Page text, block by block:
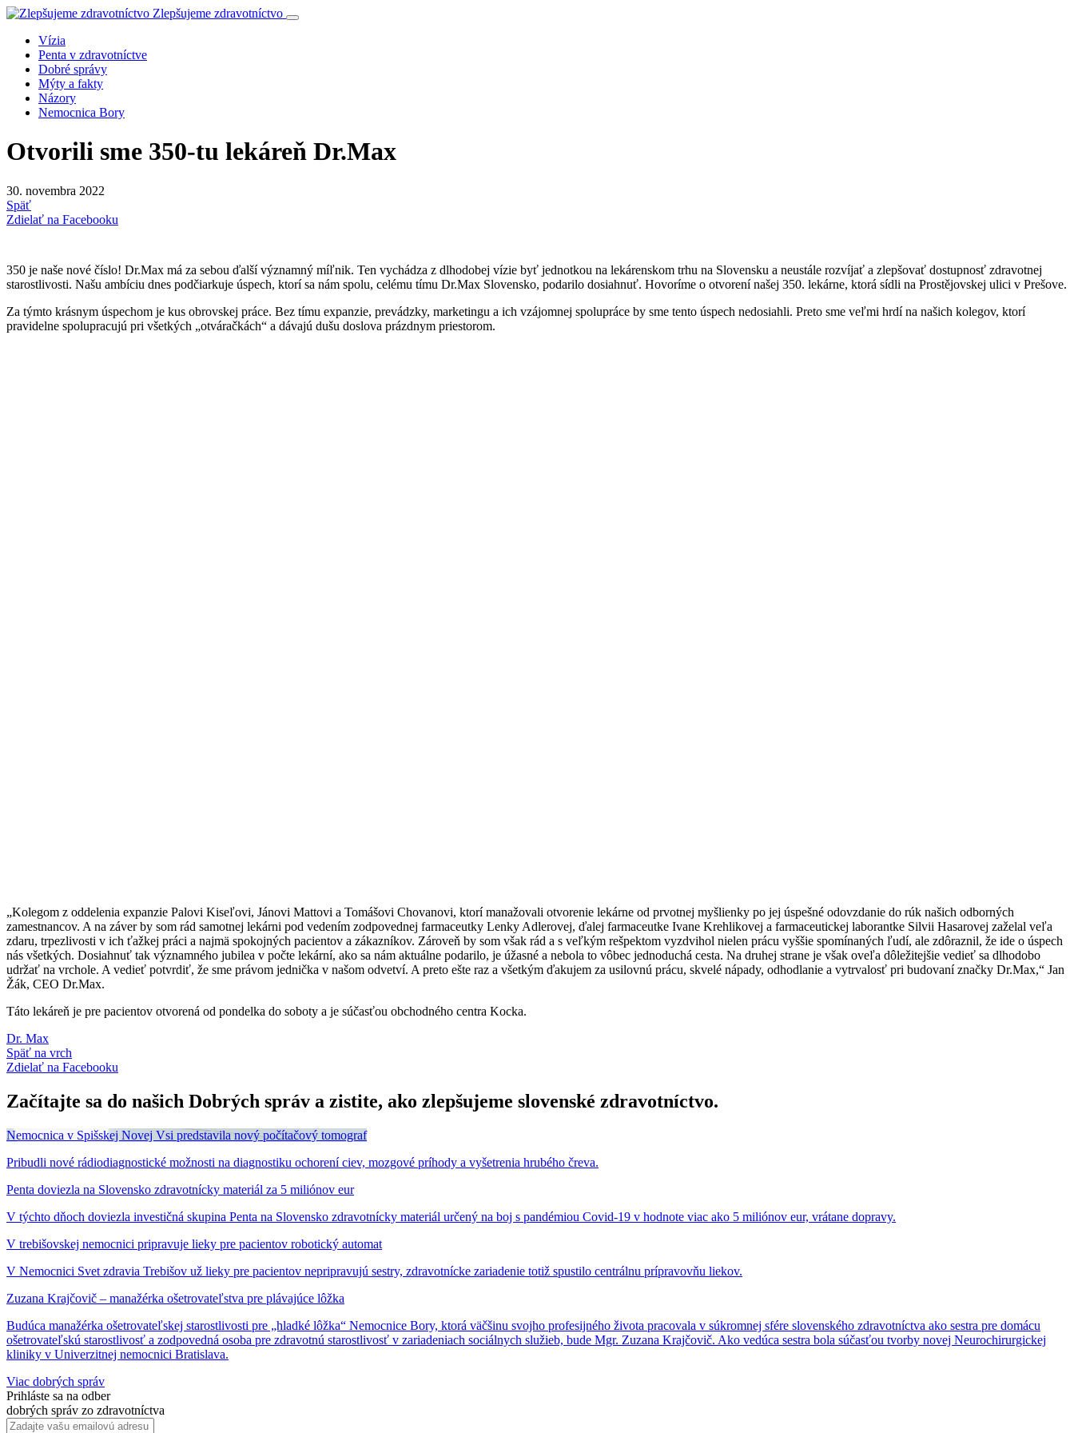
Zlepšujeme zdravotníctvo
Vízia
Penta v zdravotníctve
Dobré správy
Mýty a fakty
Názory
Nemocnica Bory
Otvorili sme 350-tu lekáreň Dr.Max
30. novembra 2022
Späť
Zdielať na Facebooku
350 je naše nové číslo! Dr.Max má za sebou ďalší významný míľnik. Ten vychádza z dlhodobej vízie byť jednotkou na lekárenskom trhu na Slovensku a neustále rozvíjať a zlepšovať dostupnosť zdravotnej
starostlivosti. Našu ambíciu dnes podčiarkuje úspech, ktorí sa nám spolu, celému tímu Dr.Max Slovensko, podarilo dosiahnuť. Hovoríme o otvorení našej 350. lekárne, ktorá sídli na Prostějovskej ulici v Prešove.
Za týmto krásnym úspechom je kus obrovskej práce. Bez tímu expanzie, prevádzky, marketingu a ich vzájomnej spolupráce by sme tento úspech nedosiahli. Preto sme veľmi hrdí na našich kolegov, ktorí
pravidelne spolupracujú pri všetkých „otváračkách“ a dávajú dušu doslova prázdnym priestorom.
„Kolegom z oddelenia expanzie Palovi Kiseľovi, Jánovi Mattovi a Tomášovi Chovanovi, ktorí manažovali otvorenie lekárne od prvotnej myšlienky po jej úspešné odovzdanie do rúk našich odborných
zamestnancov. A na záver by som rád samotnej lekárni pod vedením zodpovednej farmaceutky Lenky Adlerovej, ďalej farmaceutke Ivane Krehlikovej a farmaceutickej laborantke Silvii Hasarovej zaželal veľa
zdaru, trpezlivosti v ich ťažkej práci a najmä spokojných pacientov a zákazníkov. Zároveň by som však rád a s veľkým rešpektom vyzdvihol nielen prácu vyššie spomínaných ľudí, ale zdôraznil, že ide o úspech
nás všetkých. Dosiahnuť tak významného jubilea v počte lekární, ako sa nám aktuálne podarilo, je úžasné a nebola to vôbec jednoduchá cesta. Na druhej strane je však oveľa dôležitejšie vedieť sa dlhodobo
udržať na vrchole. A vedieť potvrdiť, že sme právom jednička v našom odvetví. A preto ešte raz a všetkým ďakujem za usilovnú prácu, skvelé nápady, odhodlanie a vytrvalosť pri budovaní značky Dr.Max,“ Jan
Žák, CEO Dr.Max.
Táto lekáreň je pre pacientov otvorená od pondelka do soboty a je súčasťou obchodného centra Kocka.
Dr. Max
Späť na vrch
Zdielať na Facebooku
Začítajte sa do našich Dobrých správ a zistite, ako zlepšujeme slovenské zdravotníctvo.
Nemocnica v Spišskej Novej Vsi predstavila nový počítačový tomograf
Pribudli nové rádiodiagnostické možnosti na diagnostiku ochorení ciev, mozgové príhody a vyšetrenia hrubého čreva.
Penta doviezla na Slovensko zdravotnícky materiál za 5 miliónov eur
V týchto dňoch doviezla investičná skupina Penta na Slovensko zdravotnícky materiál určený na boj s pandémiou Covid-19 v hodnote viac ako 5 miliónov eur, vrátane dopravy.
V trebišovskej nemocnici pripravuje lieky pre pacientov robotický automat
V Nemocnici Svet zdravia Trebišov už lieky pre pacientov nepripravujú sestry, zdravotnícke zariadenie totiž spustilo centrálnu prípravovňu liekov.
Zuzana Krajčovič – manažérka ošetrovateľstva pre plávajúce lôžka
Budúca manažérka ošetrovateľskej starostlivosti pre „hladké lôžka“ Nemocnice Bory, ktorá väčšinu svojho profesijného života pracovala v súkromnej sfére slovenského zdravotníctva ako sestra pre domácu
ošetrovateľskú starostlivosť a zodpovedná osoba pre zdravotnú starostlivosť v zariadeniach sociálnych služieb, bude Mgr. Zuzana Krajčovič. Ako vedúca sestra bola súčasťou tvorby novej Neurochirurgickej
kliniky v Univerzitnej nemocnici Bratislava.
Viac dobrých správ
Prihláste sa na odber
dobrých správ zo zdravotníctva